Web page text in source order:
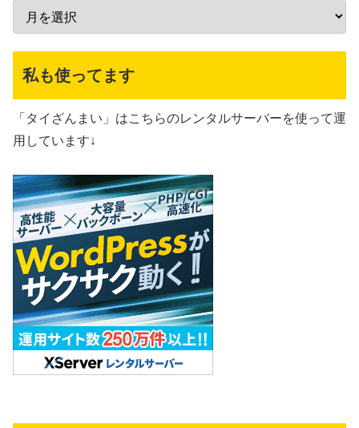
私も使ってます
「タイざんまい」はこちらのレンタルサーバーを使って運
用しています↓